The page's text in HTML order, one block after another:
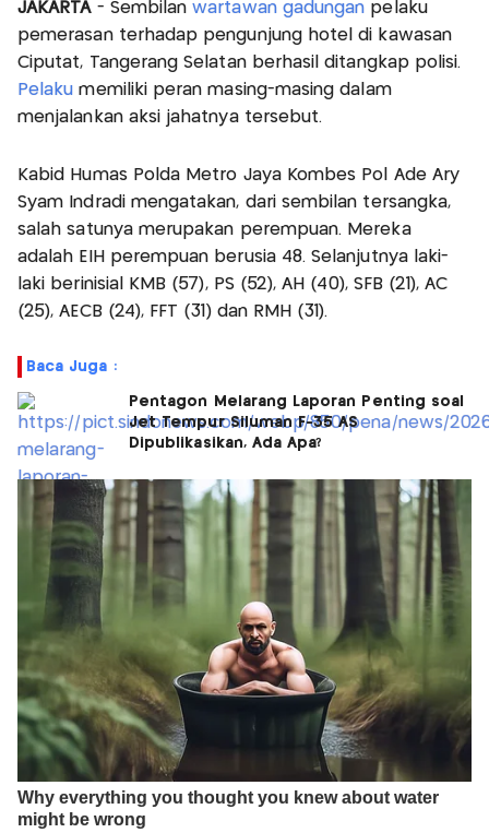
JAKARTA- Sembilanwartawan gadungan pelaku
pemerasan terhadap pengunjung hotel di kawasan
Ciputat, Tangerang Selatan berhasil ditangkap polisi.
Pelakumemiliki peran masing-masing dalam
menjalankan aksi jahatnya tersebut.
Kabid Humas Polda Metro Jaya Kombes Pol Ade Ary
Syam Indradi mengatakan, dari sembilan tersangka,
salah satunya merupakan perempuan. Mereka
adalah EIH perempuan berusia 48. Selanjutnya laki-
laki berinisial KMB (57), PS (52), AH (40), SFB (21), AC
(25), AECB (24), FFT (31) dan RMH (31).
Baca Juga :
Pentagon Melarang Laporan Penting soal
Jet Tempur Siluman F-35 AS
Dipublikasikan, Ada Apa?